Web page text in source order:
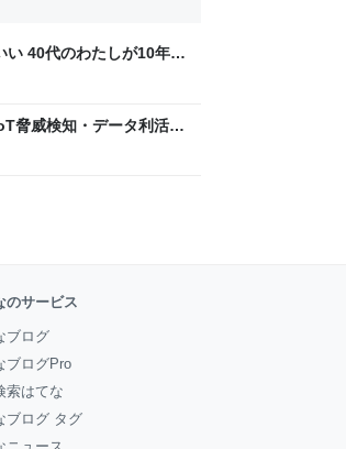
い 40代のわたしが10年後
脅威検知・データ利活用
Blog
のサービス
ブログ
ブログPro
索はてな
ブログ タグ